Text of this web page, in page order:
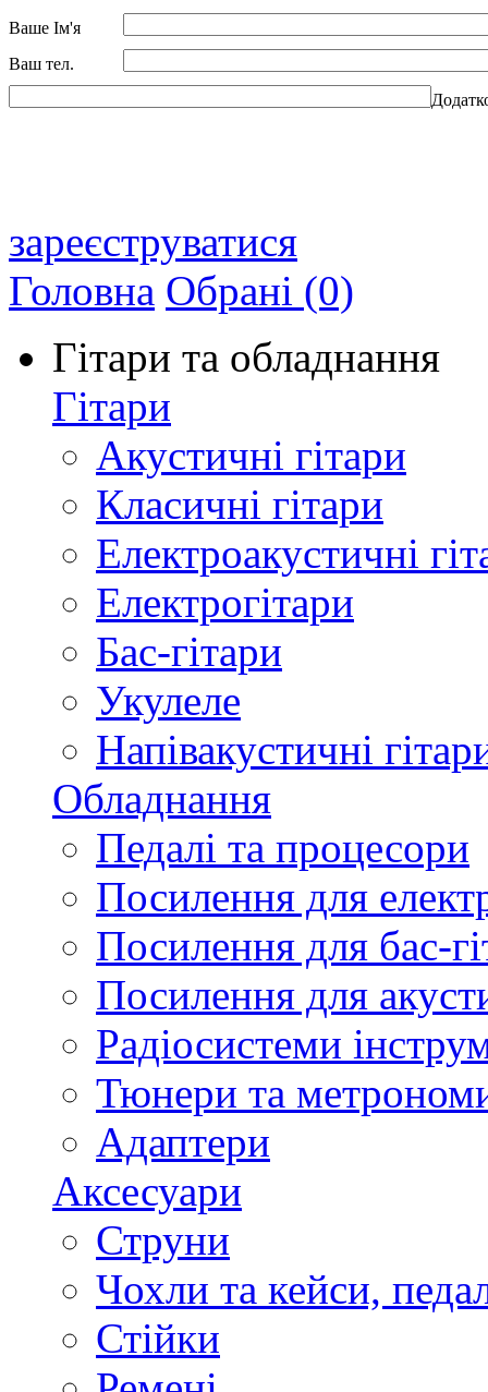
Ваше Ім'я
Ваш тел.
зареєструватися
Головна Обрані (0)
Гітари та обладнання
Гітари
Акустичні гітари
Класичні гітари
Електроакустичні
Електрогітари
Бас-гітари
Укулеле
Напівакустичні
Обладнання
Педалі та процесори
Посилення для
Посилення для бас-
Посилення для
Радіосистеми
Тюнери та
Адаптери
Аксесуари
Струни
Чохли та кейси,
Стійки